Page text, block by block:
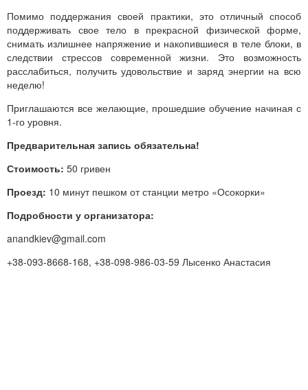
Помимо поддержания своей практики, это отличный способ
поддерживать свое тело в прекрасной физической форме,
снимать излишнее напряжение и накопившиеся в теле блоки, в
следствии стрессов современной жизни. Это возможность
расслабиться, получить удовольствие и заряд энергии на всю
неделю!
Приглашаются все желающие, прошедшие обучение начиная с
1-го уровня.
Предварительная запись обязательна!
Стоимость: 50 гривен
Проезд: 10 минут пешком от станции метро «Осокорки»
Подробности у организатора:
anandkiev@gmail.com
+38-093-8668-168, +38-098-986-03-59 Лысенко Анастасия